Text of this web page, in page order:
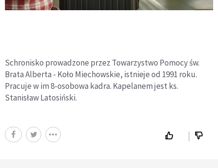
Schronisko prowadzone przez Towarzystwo Pomocy św.
Brata Alberta - Koło Miechowskie, istnieje od 1991 roku.
Pracuje w im 8-osobowa kadra. Kapelanem jest ks.
Stanisław Latosiński.